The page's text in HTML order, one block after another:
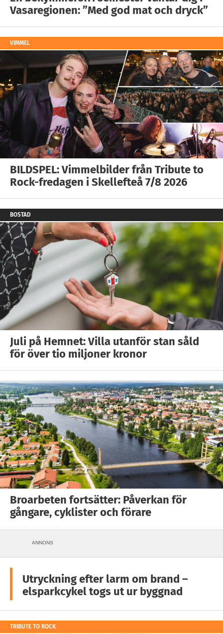
Vasaregionen: ”Med god mat och dryck”
VIMMEL
BILDSPEL: Vimmelbilder från Tribute to
Rock-fredagen i Skellefteå 7/8 2026
BOSTAD
Juli på Hemnet: Villa utanför stan såld
för över tio miljoner kronor
Broarbeten fortsätter: Påverkan för
gångare, cyklister och förare
ANNONS
Utryckning efter larm om brand –
elsparkcykel togs ut ur byggnad
TRIBUTE TO ROCK